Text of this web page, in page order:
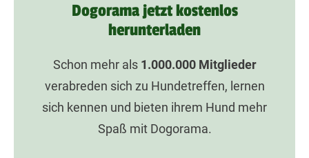
Dogorama jetzt kostenlos
herunterladen
Schon mehr als 1.000.000Mitglieder
verabreden sich zu Hundetreffen, lernen
sich kennen und bieten ihrem Hund mehr
Spaß mit Dogorama.